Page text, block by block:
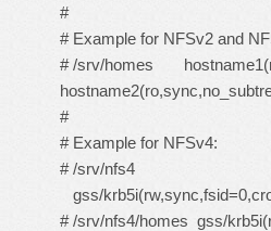
#
# Example for NFSv2 and
# /srv/homes
#
# Example for NFSv4:
# /srv/nfs4
gss/
# /srv/nfs4/homes gss/